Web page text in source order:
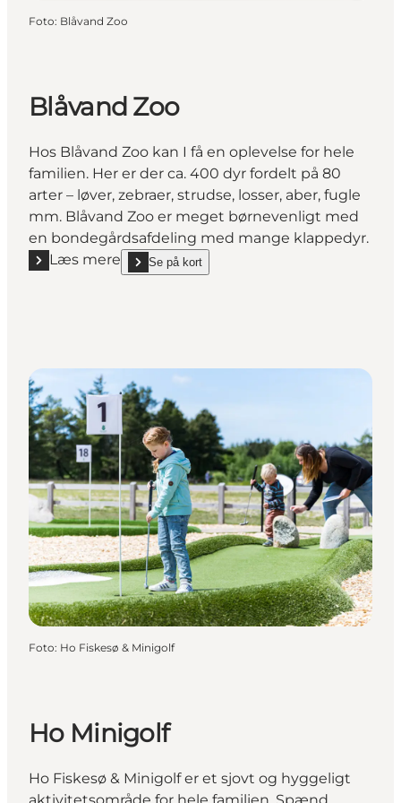
Foto: Blåvand Zoo
Blåvand Zoo
Hos Blåvand Zoo kan I få en oplevelse for hele
familien. Her er der ca. 400 dyr fordelt på 80
arter – løver, zebraer, strudse, losser, aber, fugle
mm. Blåvand Zoo er meget børnevenligt med
en bondegårdsafdeling med mange klappedyr.
Læs mere
Læs mere "Blåvand Zoo"
Se på kort
show Blåvand Zoo on_map
Foto: Ho Fiskesø & Minigolf
Ho Minigolf
Ho Fiskesø & Minigolf er et sjovt og hyggeligt